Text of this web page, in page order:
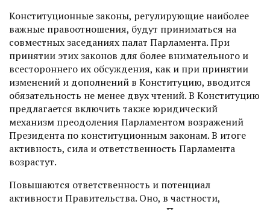
Конституционные законы, регулирующие наиболее
важные правоотношения, будут приниматься на
совместных заседаниях палат Парламента. При
принятии этих законов для более внимательного и
всестороннего их обсуждения, как и при принятии
изменений и дополнений в Конституцию, вводится
обязательность не менее двух чтений. В Конституцию
предлагается включить также юридический
механизм преодоления Парламентом возражений
Президента по конституционным законам. В итоге
активность, сила и ответственность Парламента
возрастут.
Повышаются ответственность и потенциал
активности Правительства. Оно, в частности,